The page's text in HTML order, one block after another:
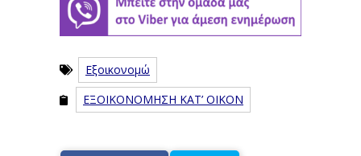
Εξοικονομώ
ΕΞΟΙΚΟΝΟΜΗΣΗ ΚΑΤ’ ΟΙΚΟΝ